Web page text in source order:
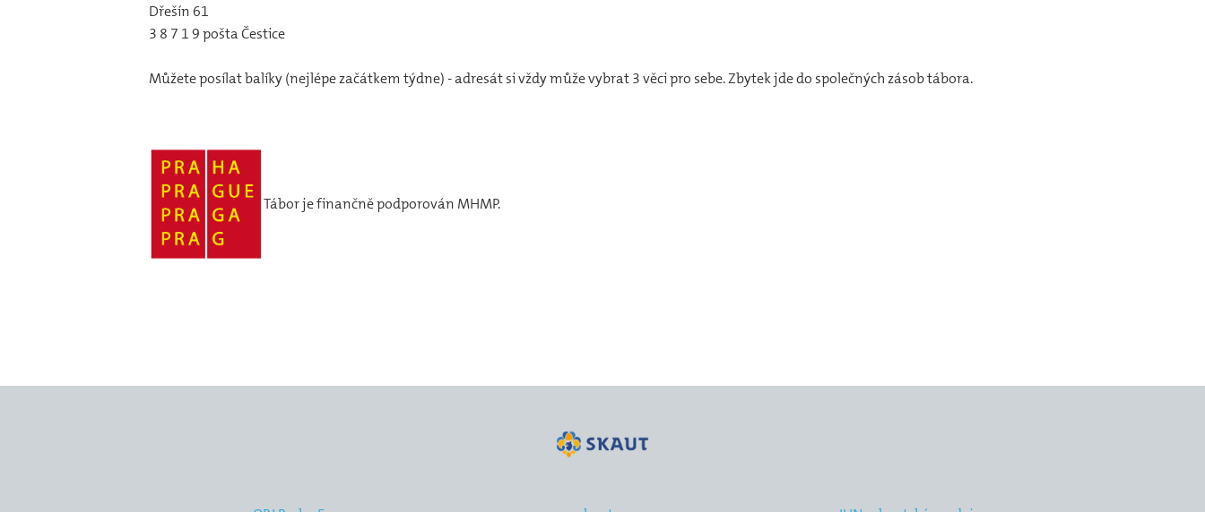
Dřešín 61
3 8 7 1 9 pošta Čestice
Můžete posílat balíky (nejlépe začátkem týdne) - adresát si vždy může vybrat 3 věci pro sebe. Zbytek jde do společných zásob tábora.
Tábor je finančně podporován MHMP.